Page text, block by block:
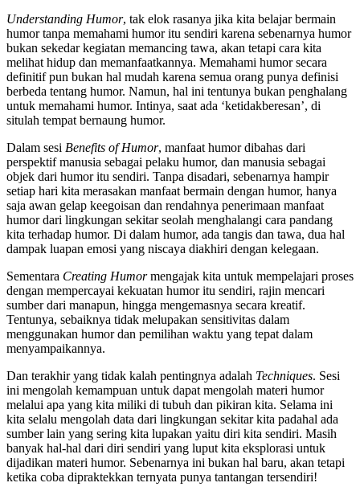
Understanding Humor, tak elok rasanya jika kita belajar bermain
humor tanpa memahami humor itu sendiri karena sebenarnya humor
bukan sekedar kegiatan memancing tawa, akan tetapi cara kita
melihat hidup dan memanfaatkannya. Memahami humor secara
definitif pun bukan hal mudah karena semua orang punya definisi
berbeda tentang humor. Namun, hal ini tentunya bukan penghalang
untuk memahami humor. Intinya, saat ada ‘ketidakberesan’, di
situlah tempat bernaung humor.
Dalam sesi Benefits of Humor, manfaat humor dibahas dari
perspektif manusia sebagai pelaku humor, dan manusia sebagai
objek dari humor itu sendiri. Tanpa disadari, sebenarnya hampir
setiap hari kita merasakan manfaat bermain dengan humor, hanya
saja awan gelap keegoisan dan rendahnya penerimaan manfaat
humor dari lingkungan sekitar seolah menghalangi cara pandang
kita terhadap humor. Di dalam humor, ada tangis dan tawa, dua hal
dampak luapan emosi yang niscaya diakhiri dengan kelegaan.
Sementara Creating Humormengajak kita untuk mempelajari proses
dengan mempercayai kekuatan humor itu sendiri, rajin mencari
sumber dari manapun, hingga mengemasnya secara kreatif.
Tentunya, sebaiknya tidak melupakan sensitivitas dalam
menggunakan humor dan pemilihan waktu yang tepat dalam
menyampaikannya.
Dan terakhir yang tidak kalah pentingnya adalah Techniques. Sesi
ini mengolah kemampuan untuk dapat mengolah materi humor
melalui apa yang kita miliki di tubuh dan pikiran kita. Selama ini
kita selalu mengolah data dari lingkungan sekitar kita padahal ada
sumber lain yang sering kita lupakan yaitu diri kita sendiri. Masih
banyak hal-hal dari diri sendiri yang luput kita eksplorasi untuk
dijadikan materi humor. Sebenarnya ini bukan hal baru, akan tetapi
ketika coba dipraktekkan ternyata punya tantangan tersendiri!